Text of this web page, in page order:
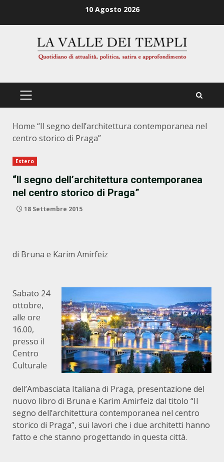
10 Agosto 2026
PRIMÄRES
Home “Il segno dell’architettura contemporanea nel
centro storico di Praga”
Estero
“Il segno dell’architettura contemporanea
nel centro storico di Praga”
18 Settembre 2015
di Bruna e Karim Amirfeiz
Sabato 24
ottobre,
alle ore
16.00,
presso il
Centro
Culturale
dell’Ambasciata Italiana di Praga, presentazione del
nuovo libro di Bruna e Karim Amirfeiz dal titolo “Il
segno dell’architettura contemporanea nel centro
storico di Praga”, sui lavori che i due architetti hanno
fatto e che stanno progettando in questa città.